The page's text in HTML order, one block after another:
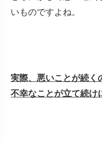
いものですよね。
実際、悪いことが続く
不幸なことが立て続け